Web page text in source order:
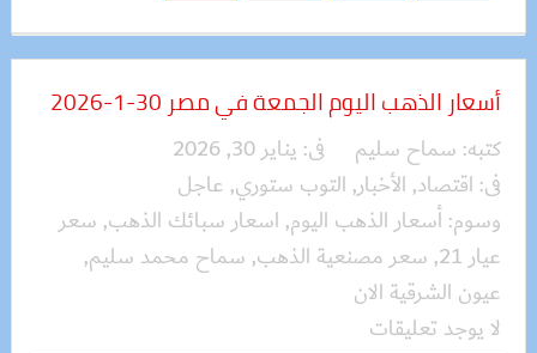
أسعار الذهب اليوم الجمعة في مصر 30-1-2026
كتبه: سماح سليم فى: يناير 30, 2026
فى: اقتصاد, الأخبار, التوب ستوري, عاجل
وسوم:أسعار الذهب اليوم, اسعار سبائك الذهب, سعر
عيار 21
, سعر مصنعية الذهب, سماح محمد سليم,
عيون الشرقية الان
لا يوجد تعليقات